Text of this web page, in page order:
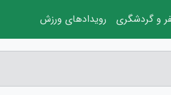
و گردشگری رویدادهای ورزش